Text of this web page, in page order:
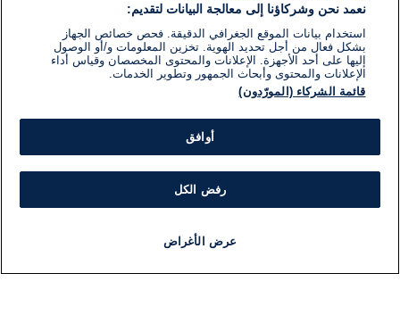
نعمد نحن وشركاؤنا إلى معالجة البيانات لتقديم:
استخدام بيانات الموقع الجغرافي الدقيقة. فحص خصائص الجهاز
بشكل فعال من أجل تحديد الهوية. تخزين المعلومات و/أو الوصول
إليها على أحد الأجهزة. الإعلانات والمحتوى المخصصان وقياس أداء
الإعلانات والمحتوى وأبحاث الجمهور وتطوير الخدمات.
قائمة الشركاء (المورّدون)
أوافق
رفض الكل
عرض الأغراض